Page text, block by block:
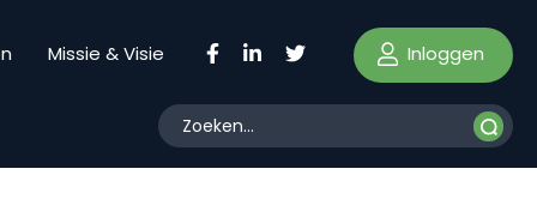
Missie & Visie Inloggen